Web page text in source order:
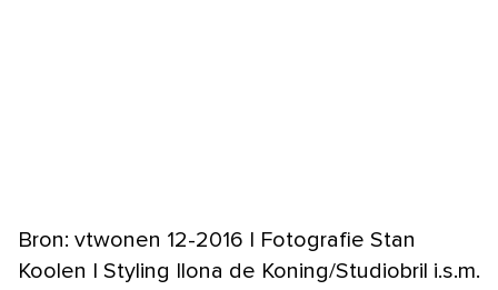
Bron: vtwonen 12-2016 | Fotografie Stan
Koolen | Styling Ilona de Koning/Studiobril i.s.m.